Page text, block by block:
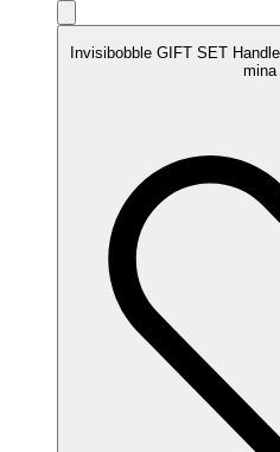
Invisibobble GIFT SET
mina